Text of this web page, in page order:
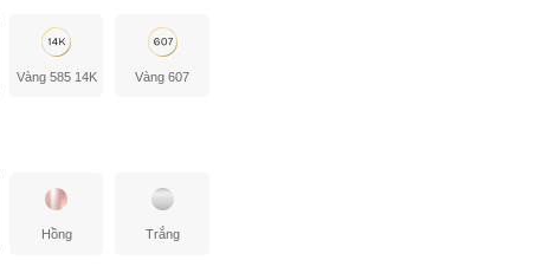
Vàng 585 14K Vàng 607
Hồng Trắng